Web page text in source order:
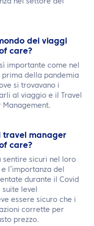
nel settore dei
dei viaggi
care?
importante come nel
prima della pandemia
si trovavano i
al viaggio e il Travel
Management.
travel manager
care?
sentire sicuri nel loro
l’importanza del
durante il Covid
suite level
essere sicuro che i
corrette per
prezzo.